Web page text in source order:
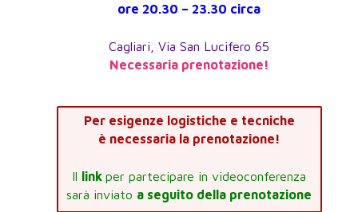
ore 20.30 – 23.30 circa
Cagliari, Via San Lucifero 65
Necessaria prenotazione!
Per esigenze logistiche e tecniche
è necessaria la prenotazione!
Il linkper partecipare in videoconferenza
sarà inviato a seguito della prenotazione